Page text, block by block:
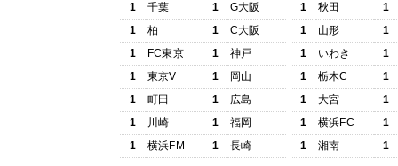
1
千葉 1
G大阪
1
柏 1
C大阪
1
FC東京 1
神戸
1
東京V 1
岡山
1
町田 1
広島
1
川崎 1
福岡
1
横浜FM 1 長崎
1
秋田
1
1
山形
1
1
いわき
1
1
栃木C
1
1
大宮
1
1
横浜FC
1
1
湘南 1